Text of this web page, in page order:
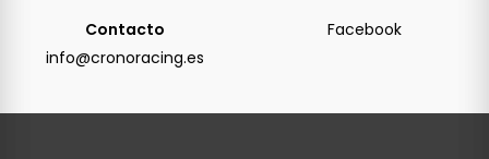
Contacto
info@cronoracing.es
Facebook